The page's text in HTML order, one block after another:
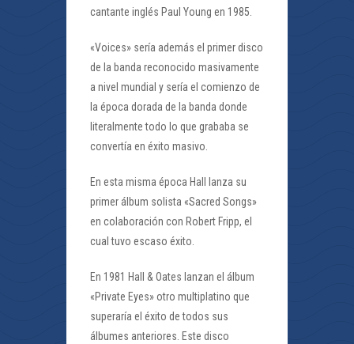
cantante inglés Paul Young en 1985.
«Voices» sería además el primer disco
de la banda reconocido masivamente
a nivel mundial y sería el comienzo de
la época dorada de la banda donde
literalmente todo lo que grababa se
convertía en éxito masivo.
En esta misma época Hall lanza su
primer álbum solista «Sacred Songs»
en colaboración con Robert Fripp, el
cual tuvo escaso éxito.
En 1981 Hall & Oates lanzan el álbum
«Private Eyes» otro multiplatino que
superaría el éxito de todos sus
álbumes anteriores. Este disco